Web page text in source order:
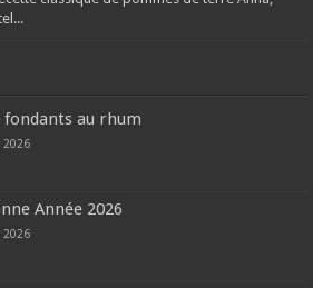
fondants au rhum
2026
Année 2026
2026